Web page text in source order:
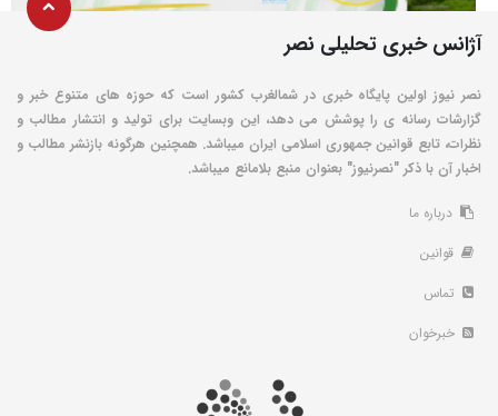
آژانس خبری تحلیلی نصر
نصر نیوز اولین پایگاه خبری در شمالغرب کشور است که حوزه های متنوع خبر و
گزارشات رسانه ی را پوشش می دهد، این وبسایت برای تولید و انتشار مطالب و
نظرات، تابع قوانین جمهوری اسلامی ایران میباشد. همچنین هرگونه بازنشر مطالب و
اخبار آن با ذکر "نصرنیوز" بعنوان منبع بلامانع میباشد.
درباره ما
قوانین
تماس
خبرخوان